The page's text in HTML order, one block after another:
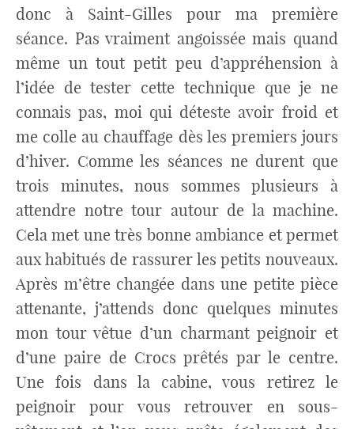
donc à Saint-Gilles pour ma première
séance. Pas vraiment angoissée mais quand
même un tout petit peu d’appréhension à
l’idée de tester cette technique que je ne
connais pas, moi qui déteste avoir froid et
me colle au chauffage dès les premiers jours
d’hiver. Comme les séances ne durent que
trois minutes, nous sommes plusieurs à
attendre notre tour autour de la machine.
Cela met une très bonne ambiance et permet
aux habitués de rassurer les petits nouveaux.
Après m’être changée dans une petite pièce
attenante, j’attends donc quelques minutes
mon tour vêtue d’un charmant peignoir et
d’une paire de Crocs prêtés par le centre.
Une fois dans la cabine, vous retirez le
peignoir pour vous retrouver en sous-